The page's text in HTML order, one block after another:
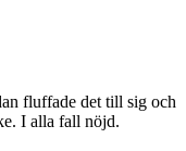
fluffade det till sig och
I alla fall nöjd.